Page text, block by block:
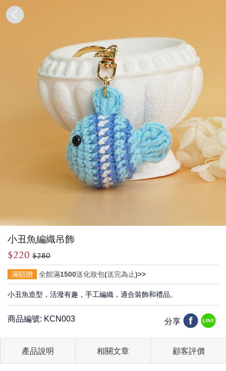
小丑魚編織吊飾
$220 $280
滿額贈 全館滿1500送化妝包(送完為止)>>
小丑魚造型，活潑有趣，手工編織，適合裝飾和禮品。
商品編號: KCN003 分享
產品說明 相關文章 顧客評價